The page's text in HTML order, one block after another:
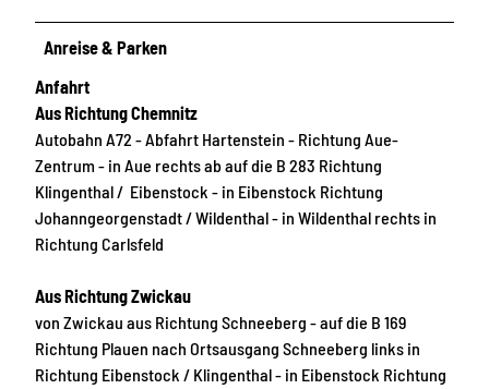
Anreise & Parken
Anfahrt
Aus Richtung Chemnitz
Autobahn A72 - Abfahrt Hartenstein - Richtung Aue-
Zentrum - in Aue rechts ab auf die B 283 Richtung
Klingenthal / Eibenstock - in Eibenstock Richtung
Johanngeorgenstadt / Wildenthal - in Wildenthal rechts in
Richtung Carlsfeld
Aus Richtung Zwickau
von Zwickau aus Richtung Schneeberg - auf die B 169
Richtung Plauen nach Ortsausgang Schneeberg links in
Richtung Eibenstock / Klingenthal - in Eibenstock Richtung